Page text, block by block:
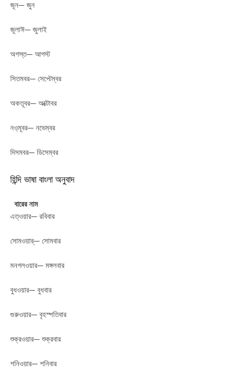
জূন— জুন
জূলাঈ— জুলাই
অগস্ত— আগস্ট
সিতমবর— সেপ্টেম্বর
অকতূবর— অক্টোবর
নও্মূবর— নভেম্বর
দিসমবর— ডিসেম্বর
হিন্দি ভাষা বাংলা অনুবাদ
বারের নাম
এত্ওয়ার— রবিবার
সোমওয়ার্— সোমবার
মনগলওয়ার— মঙ্গলবার
বুধওয়ার— বুধবার
গুরুওয়ার— বৃহস্পতিবার
শুক্রওয়ার— শুক্রবার
শনিওয়ার— শনিবার